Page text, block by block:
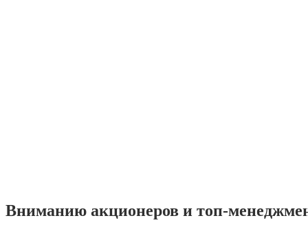
Вниманию акционеров и топ-